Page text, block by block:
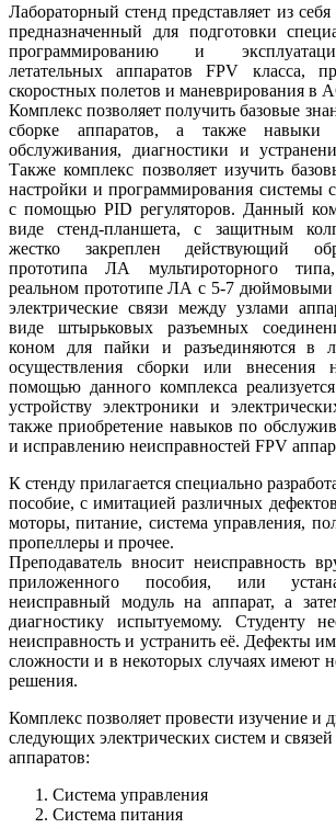
Лабораторный стенд представляет из
предназначенный для подготовки
программированию и
летательных аппаратов FPV класса,
скоростных полетов и маневрирования в
Комплекс позволяет получить базовые
сборке аппаратов, а также навыки
обслуживания, диагностики и
Также комплекс позволяет изучить
настройки и программирования системы
с помощью PID регуляторов. Данный
виде стенд-планшета, с защитным
жестко закреплен действующий
прототипа ЛА мультироторного
реальном прототипе ЛА с 5-7 дюймовыми
электрические связи между узлами
виде штырьковых разъемных
коном для пайки и разъединяются в
осуществления сборки или внесения
помощью данного комплекса
устройству электроники и
также приобретение навыков по
и исправлению неисправностей FPV
К стенду прилагается специально
пособие, с имитацией различных
моторы, питание, система управления,
пропеллеры и прочее.
Преподаватель вносит неисправность
приложенного пособия, или
неисправный модуль на аппарат, а
диагностику испытуемому. Студенту
неисправность и устранить её. Дефекты
сложности и в некоторых случаях имеют
решения.
Комплекс позволяет провести изучение и
следующих электрических систем и
аппаратов:
Система управления
Система питания